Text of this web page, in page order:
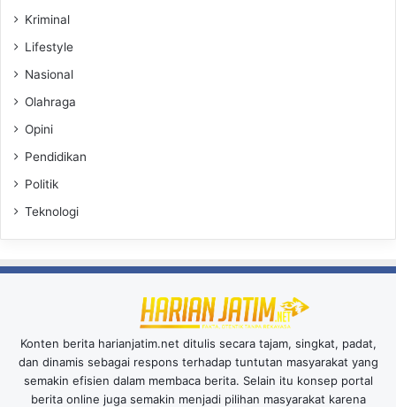
Kriminal
Lifestyle
Nasional
Olahraga
Opini
Pendidikan
Politik
Teknologi
Konten berita harianjatim.net ditulis secara tajam, singkat, padat,
dan dinamis sebagai respons terhadap tuntutan masyarakat yang
semakin efisien dalam membaca berita. Selain itu konsep portal
berita online juga semakin menjadi pilihan masyarakat karena